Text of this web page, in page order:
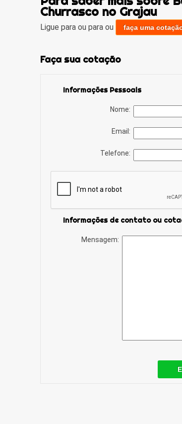
Churrasco no Grajau
Ligue para ou para ou faça uma
Faça sua cotação
Informações Pessoais
Nome:
Email:
Telefone:
Informações de contato ou
Mensagem: